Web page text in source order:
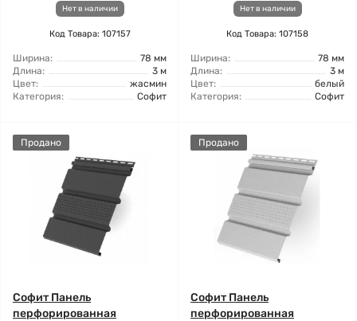
Нет в наличии
Код Товара: 107157
Ширина:
78 мм
Длина:
3 м
Цвет:
жасмин
Категория:
Софит
Нет в наличии
Код Товара: 107158
Ширина:
78 мм
Длина:
3 м
Цвет:
белый
Категория:
Софит
Продано
Софит Панель
перфорированная
Продано
Софит Панель
перфорированная